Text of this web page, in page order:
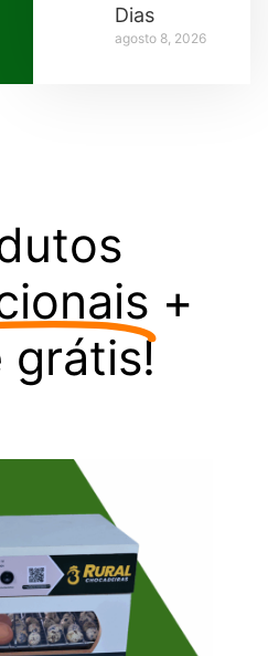
Dias
agosto 8, 2026
+
grátis!